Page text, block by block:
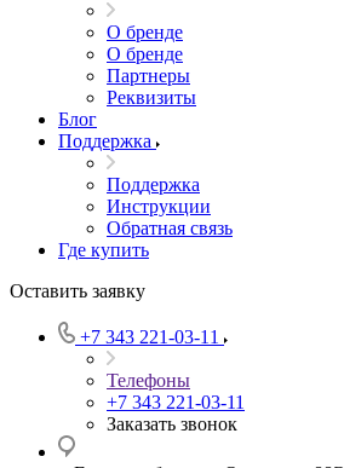
О бренде
О бренде
Партнеры
Реквизиты
Блог
Поддержка
Поддержка
Инструкции
Обратная связь
Где купить
Оставить заявку
+7 343 221-03-11
Телефоны
+7 343 221-03-11
Заказать звонок